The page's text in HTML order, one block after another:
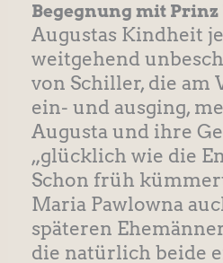
Begegnung mit
Augustas Kindheit
weitgehend
von Schiller, die
ein- und ausging,
Augusta und ihre
„glücklich wie die
Schon früh
Maria Pawlowna
späteren
die natürlich beide